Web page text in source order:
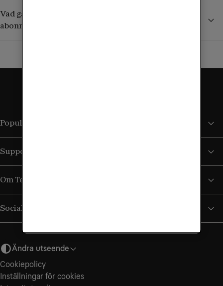
Vad gäller utomlands om jag har ett äldre obegränsat
abonnemang?
Populära sidor
Support
Om Tele2
Sociala medier
Ändra utseende
Cookiepolicy
Inställningar för cookies